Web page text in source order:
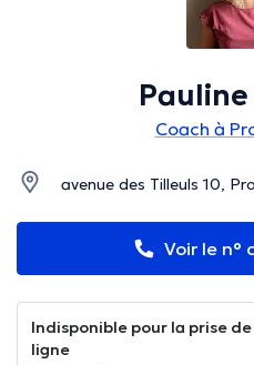
Coach à
avenue des Tilleuls 10,
Voir le n°
Indisponible pour la prise
ligne